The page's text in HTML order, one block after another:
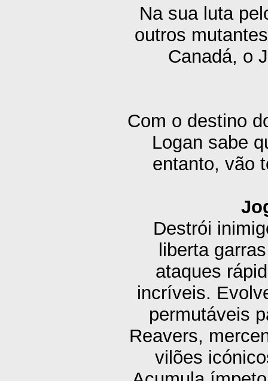
Na sua luta
outros
Canadá, o
Com o destino
Logan sabe
entanto, vão
Destrói
liberta
ataques
incríveis.
permutáveis
Reavers,
vilões